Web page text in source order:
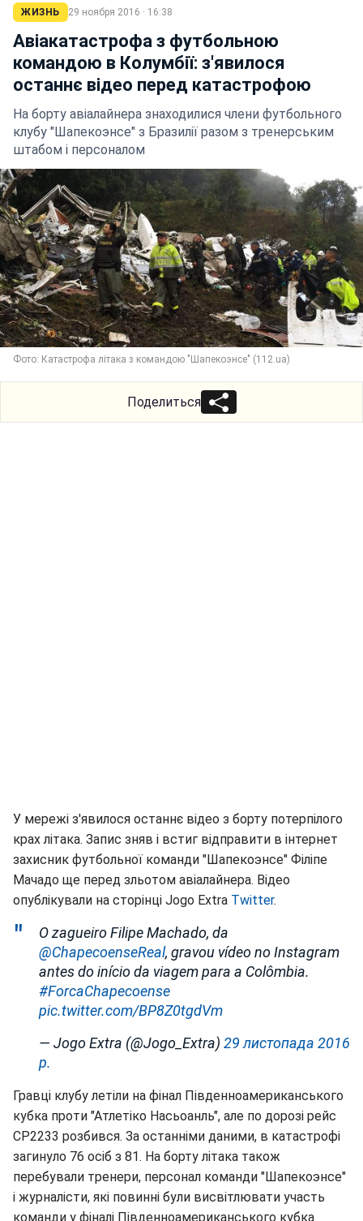
ЖИЗНЬ 29 ноября 2016 · 16:38
Авіакатастрофа з футбольною
командою в Колумбії: з'явилося
останнє відео перед катастрофою
На борту авіалайнера знаходилися члени футбольного
клубу "Шапекоэнсе" з Бразилії разом з тренерським
штабом і персоналом
Фото: Катастрофа літака з командою "Шапекоэнсе" (112.ua)
Поделиться
У мережі з'явилося останнє відео з борту потерпілого
крах літака. Запис зняв і встиг відправити в інтернет
захисник футбольної команди "Шапекоэнсе" Філіпе
Мачадо ще перед зльотом авіалайнера. Відео
опублікували на сторінці Jogo Extra Twitter.
O zagueiro Filipe Machado, da
@ChapecoenseReal, gravou vídeo no Instagram
antes do início da viagem para a Colômbia.
#ForcaChapecoense
pic.twitter.com/BP8Z0tgdVm
— Jogo Extra (@Jogo_Extra) 29 листопада 2016
р.
Гравці клубу летіли на фінал Південноамериканського
кубка проти "Атлетіко Насьоанль", але по дорозі рейс
CP2233 розбився. За останніми даними, в катастрофі
загинуло 76 осіб з 81. На борту літака також
перебували тренери, персонал команди "Шапекоэнсе"
і журналісти, які повинні були висвітлювати участь
команди у фіналі Південноамериканського кубка.